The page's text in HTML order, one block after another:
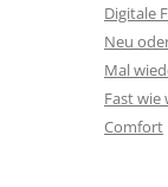
Digitale
Neu
Mal
Fast
Comfort